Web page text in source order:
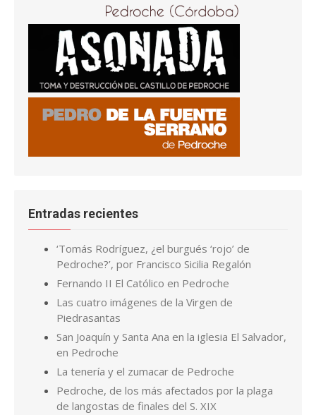
Entradas recientes
‘Tomás Rodríguez, ¿el burgués ‘rojo’ de
Pedroche?’, por Francisco Sicilia Regalón
Fernando II El Católico en Pedroche
Las cuatro imágenes de la Virgen de
Piedrasantas
San Joaquín y Santa Ana en la iglesia El Salvador,
en Pedroche
La tenería y el zumacar de Pedroche
Pedroche, de los más afectados por la plaga
de langostas de finales del S. XIX